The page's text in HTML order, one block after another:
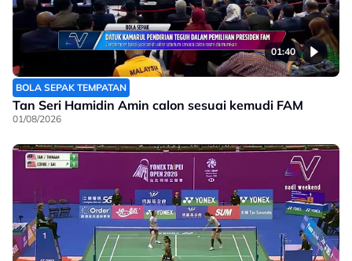
01:40
BOLA SEPAK TEMPATAN
Tan Seri Hamidin Amin calon sesuai kemudi FAM
01/08/2026